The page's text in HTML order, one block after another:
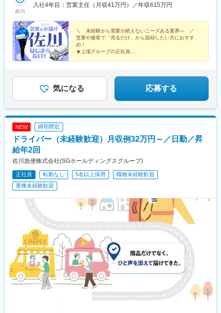
口、鳥取■九州エリア福岡、長崎、大分、佐賀、熊本、鹿児島、沖
秋田、青森
駅、栢山駅、読売ランド前駅、武蔵新城駅、昭和駅、片岡駅、南
田羅駅、岩宿駅、上州新屋駅、新前橋駅、渋川駅、駒形駅、細谷
駅(群馬県)、千葉ニュータウン中央駅、湖北駅、江見駅、佐倉駅、
新習志野駅、木更津駅、川間駅、江戸川台駅、神立駅、みどりの
駅、野木駅、赤塚駅、下館駅、延方駅、常陸鴻巣駅、日立駅、佐
古木駅、三河安城駅、萩原駅(愛知県)、北岡崎駅、石仏駅、田県神
向ケ丘駅、三河一宮駅、竹村駅、港区役所駅、新守山駅、尾張星
の宮駅、本郷駅(愛知県)、佐那具駅、朝熊駅、亀山駅(三重県)、霞
泉なめり駅、藤枝駅、静岡駅、草薙駅(東海道本線)、袋井駅、西焼
津駅、上島駅、須津駅、南吉田駅、糸魚川駅、春日山駅、小針
駅、中条駅、宮内駅(新潟県)、魚沼丘陵駅、茨目駅、伊那北駅、広
丘駅、岩村田駅、村山駅(長野県)、信濃常盤駅、田中駅、切石駅、
常永駅、春日居町駅、東桂駅、動橋駅、三ツ屋駅、笠師保駅、松
朝潮橋駅、門真南駅、深江橋駅、河内花園駅、鴻池新田駅、西明
石駅、中埠頭駅、苅藻駅、加太駅(和歌山県)、武庫川団地前駅、紀
山駅(奈良県)、長柄駅、ケーブル八幡宮山上駅、西舞鶴駅、福知山
市民病院口駅、篠原駅(滋賀県)、多賀大社前駅、三雲駅、栗東駅、
おごと温泉駅、長浜駅、箕浦駅、讃岐塩屋駅、片原町駅(香川県)、
三本松駅(香川県)、北伊予駅、伊予富田駅、平田駅(高知県)、多ノ
郷駅、布師田駅、撫養駅、川原石駅、伴中央駅、広島港・宇品
駅、本郷駅(広島県)、八本松駅、東福山駅、木次駅、遙堪駅、乃木
駅、下府駅、八浜駅、金光駅、木見駅、高野駅、厚東駅、長府
駅、米川駅、山口駅(山口県)、新南陽駅、萩駅、鳥取駅、三本松口
駅、南瀬高駅、五郎丸駅、苅田駅、赤間駅、巻向駅、甘木駅(西鉄
線)、新飯塚駅、橋本駅(福岡県)、貝塚駅(福岡県)、雑餉隈駅、吉塚
駅、西小倉駅、大塔駅、佐伯駅、豊後豊岡駅、鶴崎駅、東中津
駅、北友田駅、朝地駅、バルーンさが駅、田代駅、相知駅、肥後
給与
入社4年目：営業主任（月収41万円）／年収615万円
＼ 未経験から需要が絶えないニーズある業界へ ／
営業や接客で「売るだけ」から脱却したい方におすす
め！
★上場グループの正社員
気になる 応募する
NEW 締切間近
ドライバー（未経験歓迎）月収例32万円～／日勤／昇
給年2回
佐川急便株式会社(SGホールディングスグループ)
正社員 転勤なし 5名以上採用
職種未経験歓迎
業種未経験歓迎